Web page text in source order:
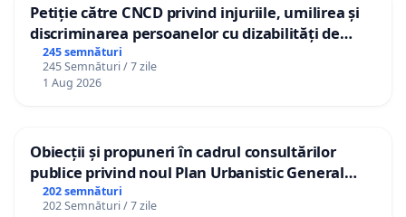
Petiție către CNCD privind injuriile, umilirea și
discriminarea persoanelor cu dizabilități de
către utilizatorul TikTok „Gorici”
245 semnături
245 Semnături / 7 zile
1 Aug 2026
Obiecții și propuneri în cadrul consultărilor
publice privind noul Plan Urbanistic General
(PUG) Ialoveni
202 semnături
202 Semnături / 7 zile